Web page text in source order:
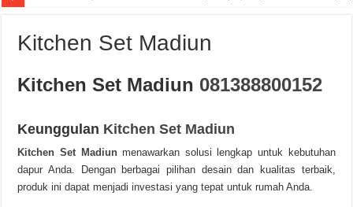
Kitchen Set Madiun
Kitchen Set Madiun 081388800152
Keunggulan Kitchen Set Madiun
Kitchen Set Madiunmenawarkan solusi lengkap untuk kebutuhan
dapur Anda. Dengan berbagai pilihan desain dan kualitas terbaik,
produk ini dapat menjadi investasi yang tepat untuk rumah Anda.